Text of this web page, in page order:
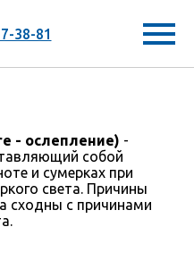
38-81
- ослепление) -
собой
и сумерках при
света. Причины
сходны с причинами